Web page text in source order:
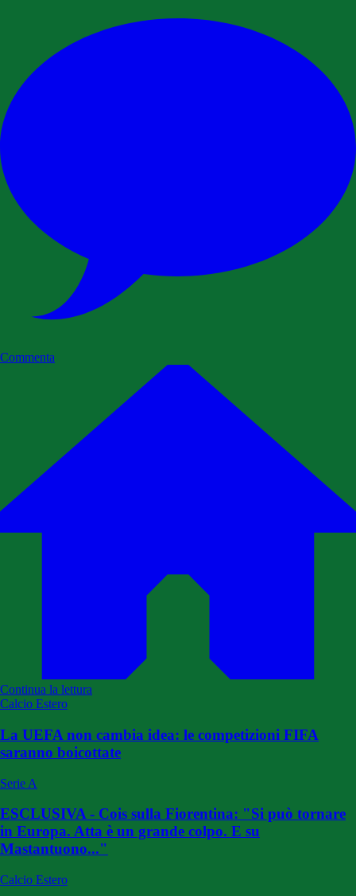
Commenta
Continua la lettura
Calcio Estero
La UEFA non cambia idea: le competizioni FIFA
saranno boicottate
Serie A
ESCLUSIVA - Cois sulla Fiorentina: "Si può tornare
in Europa. Atta è un grande colpo. E su
Mastantuono..."
Calcio Estero